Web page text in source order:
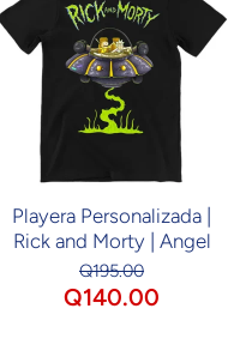
Playera Personalizada |
Rick and Morty | Angel
Q195.00
Q140.00